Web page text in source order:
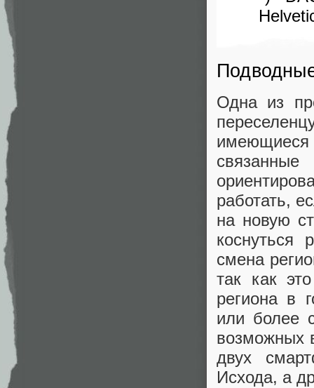
Одна из
работать,
на новую
коснуться
смена
так как
региона в
или более
возможных
двух
Исхода, а